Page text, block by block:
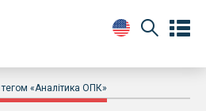
тегом «Аналітика ОПК»